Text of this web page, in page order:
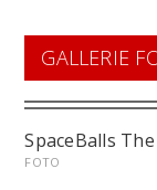
GALLERIE
SpaceBalls
FOTO